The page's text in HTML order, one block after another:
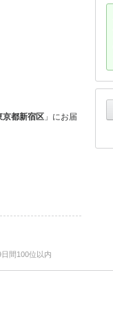
京都新宿区」にお届
日間100位以内